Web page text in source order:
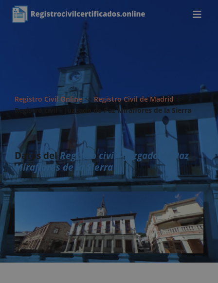
Registro Civil Online>> Registro Civil de Madrid
Registro civil – Juzgado de Paz Miraflores de la Sierra
Datos delRegistro civil - Juzgado de Paz
Miraflores de la Sierra